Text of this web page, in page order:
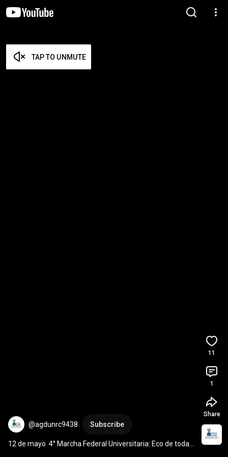
TAP TO UNMUTE
@agdunrc9438 Subscribe
12 de mayo  4° Marcha Federal Universitaria: Eco de todas
11
1
Share